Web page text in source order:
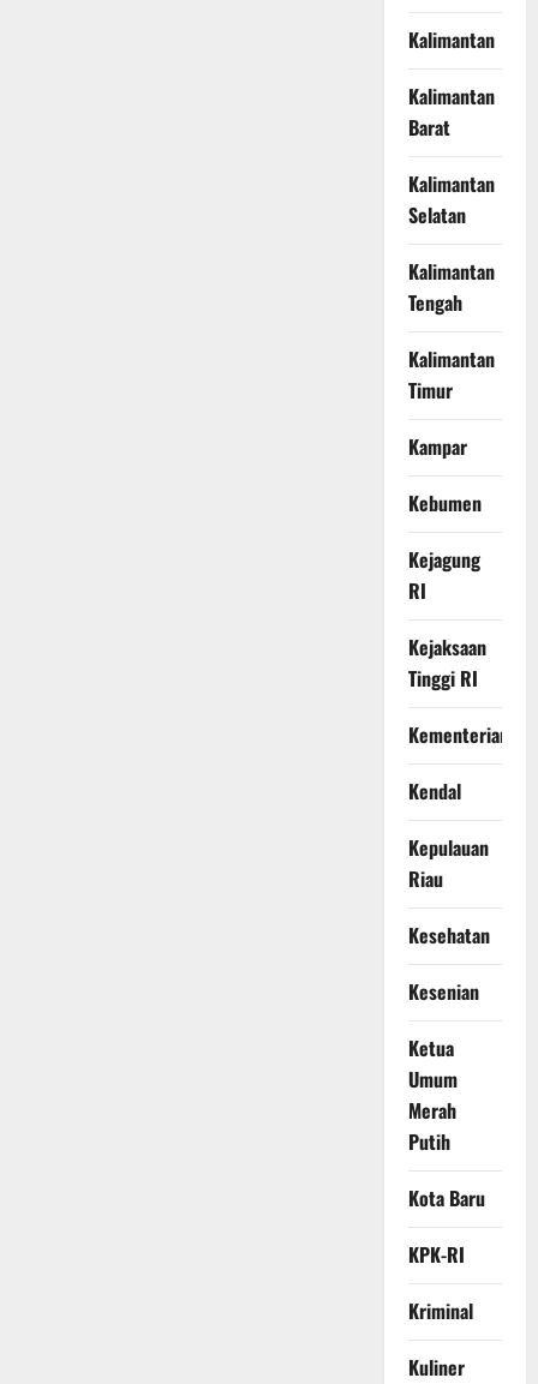
Kalimantan
Kalimantan
Barat
Kalimantan
Selatan
Kalimantan
Tengah
Kalimantan
Timur
Kampar
Kebumen
Kejagung
RI
Kejaksaan
Tinggi RI
Kementerian
Kendal
Kepulauan
Riau
Kesehatan
Kesenian
Ketua
Umum
Merah
Putih
Kota Baru
KPK-RI
Kriminal
Kuliner